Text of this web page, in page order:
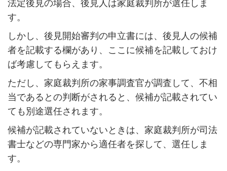
法定後見の場合、後見人は家庭裁判所が選任しま
す。
しかし、後見開始審判の申立書には、後見人の候補
者を記載する欄があり、ここに候補を記載しておけ
ば考慮してもらえます。
ただし、家庭裁判所の家事調査官が調査して、不相
当であるとの判断がされると、候補が記載されてい
ても別途選任されます。
候補が記載されていないときは、家庭裁判所が司法
書士などの専門家から適任者を探して、選任しま
す。